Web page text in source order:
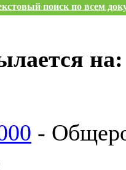
поиск по всем
на:
-